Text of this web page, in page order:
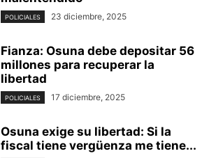
POLICIALES 23 diciembre, 2025
Fianza: Osuna debe depositar 56
millones para recuperar la
libertad
POLICIALES 17 diciembre, 2025
Osuna exige su libertad: Si la
fiscal tiene vergüenza me tiene...